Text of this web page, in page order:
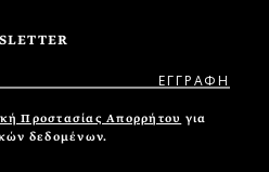
Προστασίας Απορρήτου για
δεδομένων.